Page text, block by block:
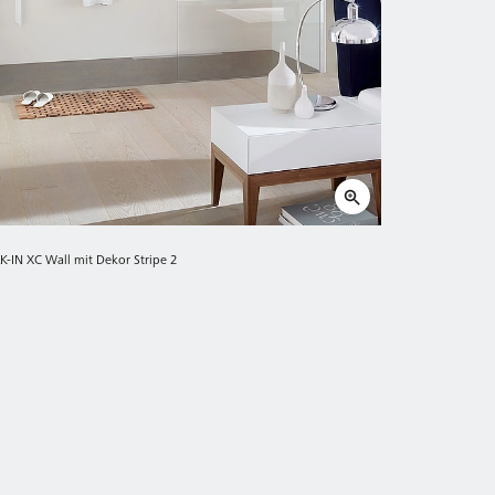
IN XC Wall mit Dekor Stripe 2